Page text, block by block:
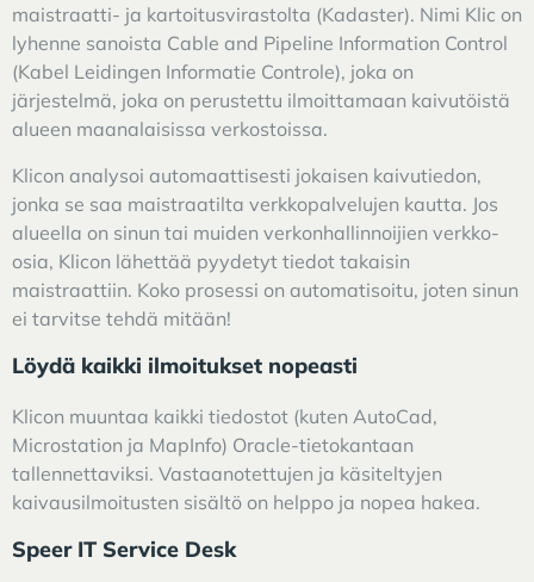
maistraatti- ja kartoitusvirastolta (Kadaster). Nimi Klic on
lyhenne sanoista Cable and Pipeline Information Control
(Kabel Leidingen Informatie Controle), joka on
järjestelmä, joka on perustettu ilmoittamaan kaivutöistä
alueen maanalaisissa verkostoissa.
Klicon analysoi automaattisesti jokaisen kaivutiedon,
jonka se saa maistraatilta verkkopalvelujen kautta. Jos
alueella on sinun tai muiden verkonhallinnoijien verkko-
osia, Klicon lähettää pyydetyt tiedot takaisin
maistraattiin. Koko prosessi on automatisoitu, joten sinun
ei tarvitse tehdä mitään!
Löydä kaikki ilmoitukset nopeasti
Klicon muuntaa kaikki tiedostot (kuten AutoCad,
Microstation ja MapInfo) Oracle-tietokantaan
tallennettaviksi. Vastaanotettujen ja käsiteltyjen
kaivausilmoitusten sisältö on helppo ja nopea hakea.
Speer IT Service Desk